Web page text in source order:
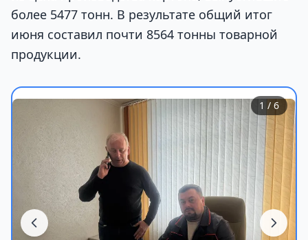
более 5477 тонн. В результате общий итог
июня составил почти 8564 тонны товарной
продукции.
1 / 6